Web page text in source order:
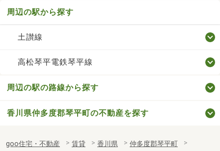
周辺の駅から探す
土讃線
高松琴平電鉄琴平線
周辺の駅の路線から探す
香川県仲多度郡琴平町の不動産を探す
goo住宅・不動産 賃貸 香川県
仲多度郡琴平町